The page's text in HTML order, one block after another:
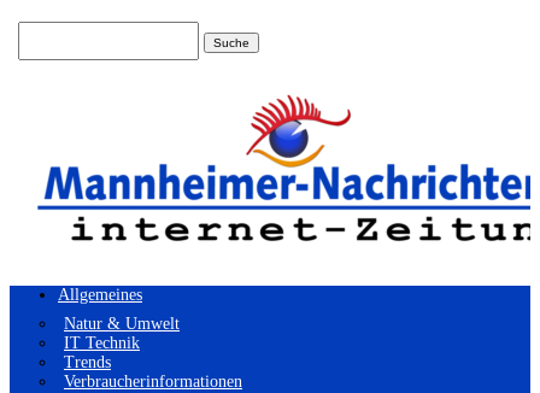
Allgemeines
Natur & Umwelt
IT Technik
Trends
Verbraucherinformationen